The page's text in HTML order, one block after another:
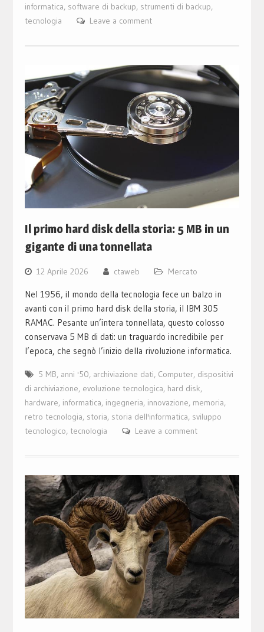
informatica, software di backup, strumenti di backup,
tecnologia
Leave a comment
Il primo hard disk della storia: 5 MB in un
gigante di una tonnellata
12 Aprile 2026 ctaweb Mercato
Nel 1956, il mondo della tecnologia fece un balzo in
avanti con il primo hard disk della storia, il IBM 305
RAMAC. Pesante un’intera tonnellata, questo colosso
conservava 5 MB di dati: un traguardo incredibile per
l’epoca, che segnò l’inizio della rivoluzione informatica.
5 MB, anni '50, archiviazione dati, Computer, dispositivi
di archiviazione, evoluzione tecnologica, hard disk,
hardware, informatica, ingegneria, innovazione, memoria,
retro tecnologia, storia, storia dell'informatica, sviluppo
tecnologico, tecnologia Leave a comment